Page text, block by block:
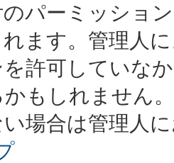
パーミッショ
ます。管理人
許可していな
もしれません
場合は管理人